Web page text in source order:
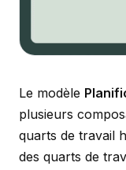
Le modèle
plusieurs
quarts de travail
des quarts de